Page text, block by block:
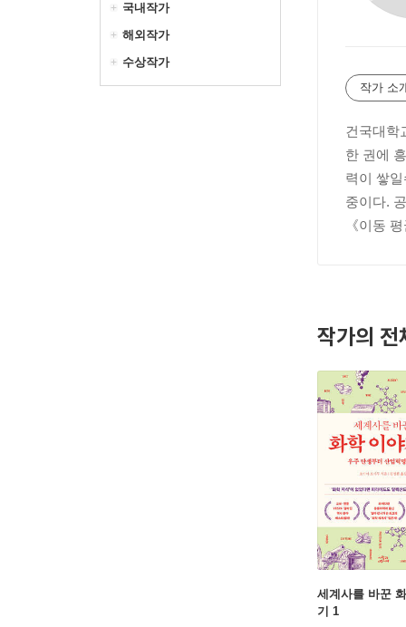
국내작가
해외작가
수상작가
작가 소
건국대학
한 권에
력이 쌓
중이다.
《이동
작가의 전
세계사를 바꾼
기 1